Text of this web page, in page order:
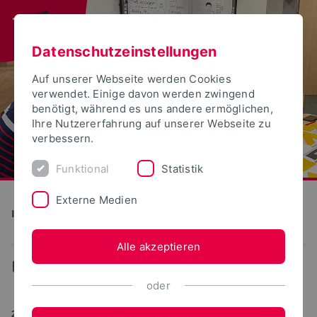
Institut für Wissenschaftsdialog
... Aktuelles
21.08.2024
Datenschutzeinstellungen
Auf unserer Webseite werden Cookies
verwendet. Einige davon werden zwingend
benötigt, während es uns andere ermöglichen,
Ihre Nutzererfahrung auf unserer Webseite zu
verbessern.
Funktional Statistik
Externe Medien
Alle akzeptieren
oder